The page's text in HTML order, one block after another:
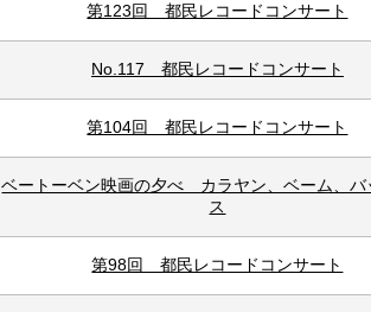
第123回 都民レコードコンサート
No.117 都民レコードコンサート
第104回 都民レコードコンサート
ベートーベン映画の夕べ カラヤン、ベーム、バ
ス
第98回 都民レコードコンサート